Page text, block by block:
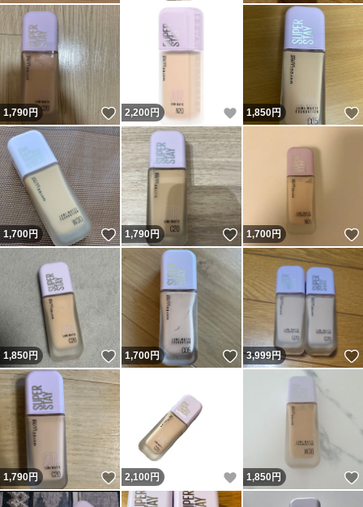
1,790円 いいね！
2,200 円 いいね！
1,850円
1,700円 いいね！
1,790円 いいね！
1,700円
1,850円 いいね！
1,700円 いいね！
3,999円
1,790円 いいね！
2,100 円 いいね！
1,850円